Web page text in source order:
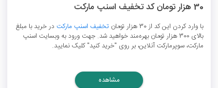
30 هزار تومان کد تخفیف اسنپ مارکت
با وارد کردن این کد از 30 هزار تومان تخفیف اسنپ مارکت در خرید با مبلغ
بالای 300 هزار تومان بهره‌مند خواهید شد. جهت ورود به وبسایت اسنپ
مارکت، سوپرمارکت آنلاین، بر روی "خرید کنید" کلیک نمایید.
مشاهده